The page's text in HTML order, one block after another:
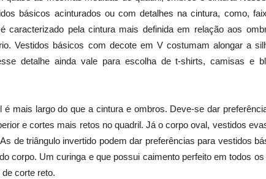
básicos acinturados ou com detalhes na cintura, como,
caracterizado pela cintura mais definida em relação aos
Vestidos básicos com decote em V costumam alongar a
detalhe ainda vale para escolha de t-shirts, camisas e
é mais largo do que a cintura e ombros. Deve-se dar
e cortes mais retos no quadril. Já o corpo oval, vestidos
de triângulo invertido podem dar preferências para vestidos
corpo. Um curinga e que possui caimento perfeito em todos os
corte reto.